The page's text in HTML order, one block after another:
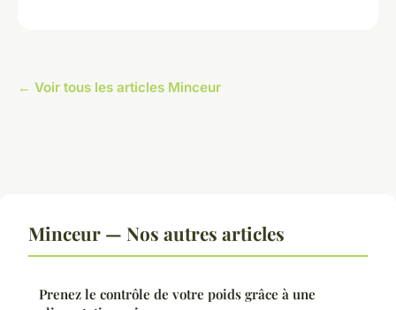
← Voir tous les articles Minceur
Minceur — Nos autres articles
Prenez le contrôle de votre poids grâce à une